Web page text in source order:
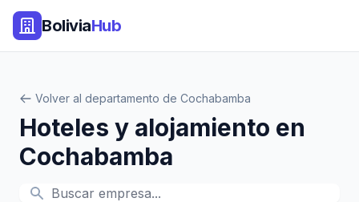
BoliviaHub
Volver al departamento de Cochabamba
Hoteles y alojamiento en
Cochabamba